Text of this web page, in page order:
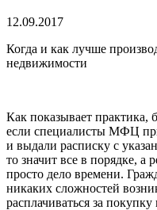
12.09.2017
Когда и как лучше
недвижимости
Как показывает практика,
если специалисты МФЦ
и выдали расписку с
то значит все в порядке, а
просто дело времени.
никаких сложностей
расплачиваться за